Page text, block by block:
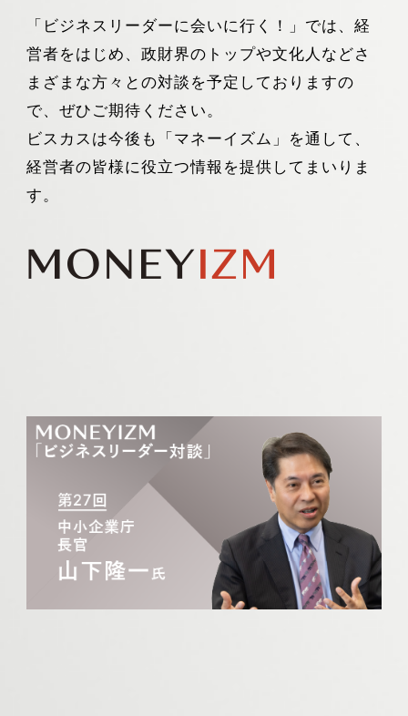
「ビジネスリーダーに会いに行く！」では、経
営者をはじめ、政財界のトップや文化人などさ
まざまな方々との対談を予定しておりますの
で、ぜひご期待ください。
ビスカスは今後も「マネーイズム」を通して、
経営者の皆様に役立つ情報を提供してまいりま
す。